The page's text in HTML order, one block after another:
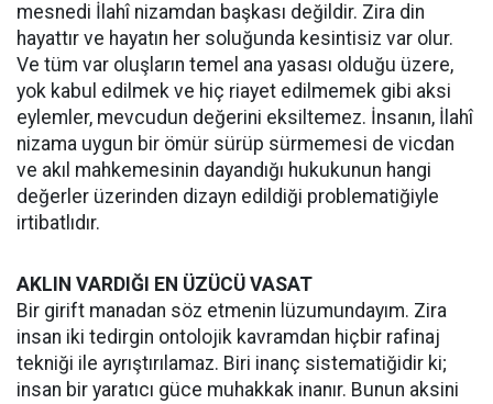
mesnedi İlahî nizamdan başkası değildir. Zira din
hayattır ve hayatın her soluğunda kesintisiz var olur.
Ve tüm var oluşların temel ana yasası olduğu üzere,
yok kabul edilmek ve hiç riayet edilmemek gibi aksi
eylemler, mevcudun değerini eksiltemez. İnsanın, İlahî
nizama uygun bir ömür sürüp sürmemesi de vicdan
ve akıl mahkemesinin dayandığı hukukunun hangi
değerler üzerinden dizayn edildiği problematiğiyle
irtibatlıdır.
AKLIN VARDIĞI EN ÜZÜCÜ VASAT
Bir girift manadan söz etmenin lüzumundayım. Zira
insan iki tedirgin ontolojik kavramdan hiçbir rafinaj
tekniği ile ayrıştırılamaz. Biri inanç sistematiğidir ki;
insan bir yaratıcı güce muhakkak inanır. Bunun aksini